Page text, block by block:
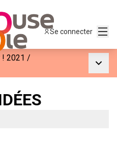
Se connecter
2021 /